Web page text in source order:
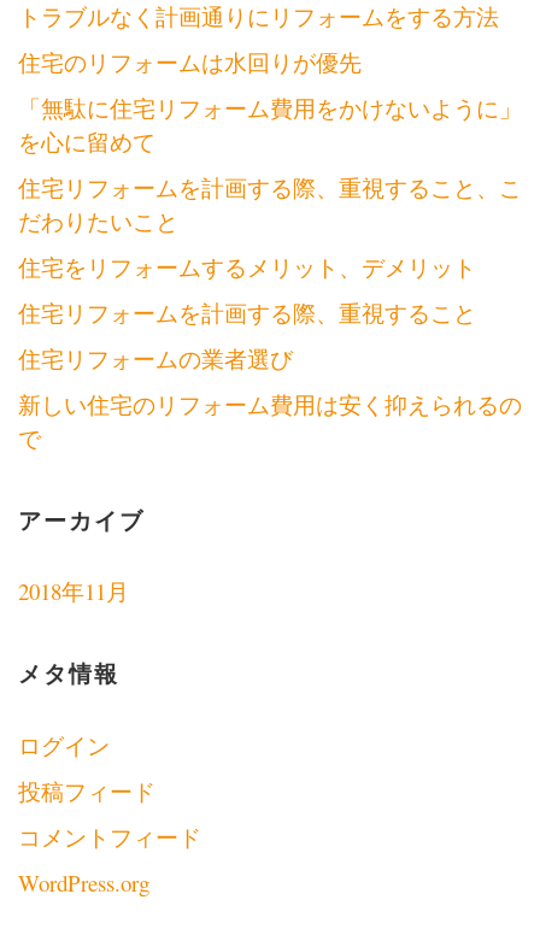
トラブルなく計画通りにリフォームをする方法
住宅のリフォームは水回りが優先
「無駄に住宅リフォーム費用をかけないように」
を心に留めて
住宅リフォームを計画する際、重視すること、こ
だわりたいこと
住宅をリフォームするメリット、デメリット
住宅リフォームを計画する際、重視すること
住宅リフォームの業者選び
新しい住宅のリフォーム費用は安く抑えられるの
で
アーカイブ
2018年11月
メタ情報
ログイン
投稿フィード
コメントフィード
WordPress.org